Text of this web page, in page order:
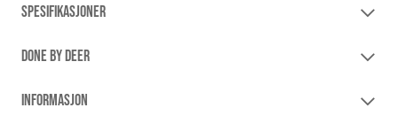
SPESIFIKASJONER
DONE BY DEER
INFORMASJON